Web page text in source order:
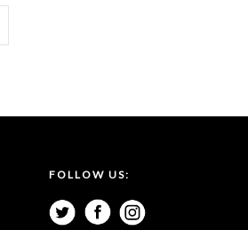
FOLLOW US: